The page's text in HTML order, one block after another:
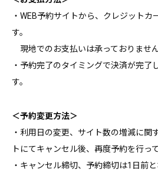
・WEB予約サイトから、クレジットカ
す。
現地でのお支払いは承っておりません
・予約完了のタイミングで決済が完了
す。
＜予約変更方法＞
・利用日の変更、サイト数の増減に関
トにてキャンセル後、再度予約を行っ
・キャンセル締切、予約締切は1日前